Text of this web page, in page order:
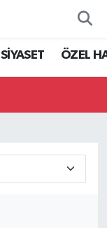
SİYASET ÖZEL